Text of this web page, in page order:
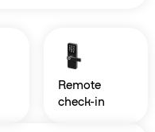
remote
check-in